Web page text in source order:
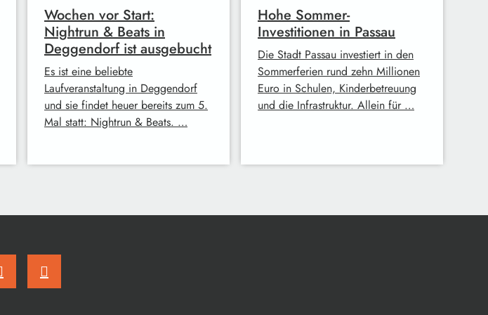
Wochen vor Start:
Nightrun & Beats in
Deggendorf ist ausgebucht
Es ist eine beliebte
Laufveranstaltung in Deggendorf
und sie findet heuer bereits zum 5.
Mal statt: Nightrun & Beats. …
Hohe Sommer-
Investitionen in Passau
Die Stadt Passau investiert in den
Sommerferien rund zehn Millionen
Euro in Schulen, Kinderbetreuung
und die Infrastruktur. Allein für …